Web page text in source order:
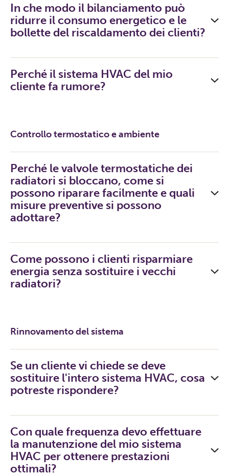
In che modo il bilanciamento può
ridurre il consumo energetico e le
bollette del riscaldamento dei clienti?
Perché il sistema HVAC del mio
cliente fa rumore?
Controllo termostatico e ambiente
Perché le valvole termostatiche dei
radiatori si bloccano, come si
possono riparare facilmente e quali
misure preventive si possono
adottare?
Come possono i clienti risparmiare
energia senza sostituire i vecchi
radiatori?
Rinnovamento del sistema
Se un cliente vi chiede se deve
sostituire l'intero sistema HVAC, cosa
potreste rispondere?
Con quale frequenza devo effettuare
la manutenzione del mio sistema
HVAC per ottenere prestazioni
ottimali?